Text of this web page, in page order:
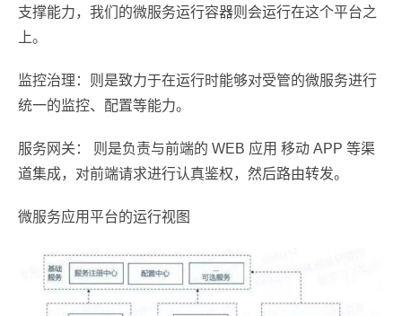
支撑能力，我们的微服务运行容器则会运行在这个平台之
上。
监控治理：则是致力于在运行时能够对受管的微服务进行
统一的监控、配置等能力。
服务网关： 则是负责与前端的 WEB 应用 移动 APP 等渠
道集成，对前端请求进行认真鉴权，然后路由转发。
微服务应用平台的运行视图